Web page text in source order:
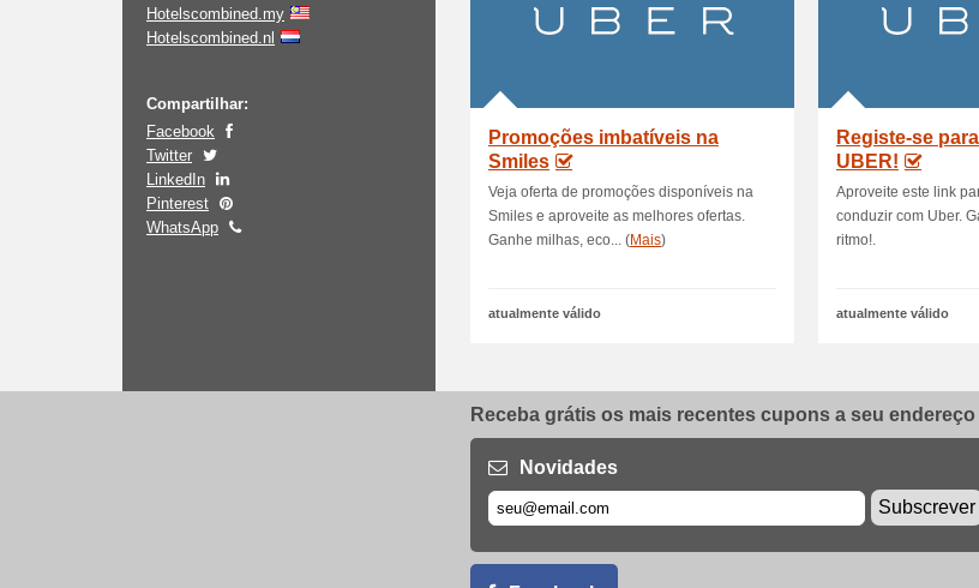
Hotelscombined.my
Hotelscombined.nl
Compartilhar:
Facebook
Twitter
LinkedIn
Pinterest
WhatsApp
Promoções imbatíveis na
Smiles
Veja oferta de promoções disponíveis na
Smiles e aproveite as melhores ofertas.
Ganhe milhas, eco... (Mais)
atualmente válido
Registe-se
UBER!
Aproveite este link
conduzir com Uber.
ritmo!.
atualmente válido
Receba grátis os mais recentes cupons a seu endereço
Novidades
Subscrever